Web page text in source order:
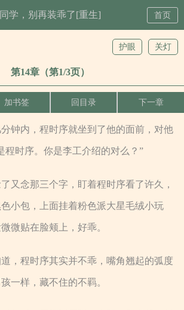
同学，别再装乖了[重生] 首页
关灯
护眼
第14章（第1/3页）
加书签 回目录 下一章
钟内，程时序就坐到了他的面前，对他
程时序。你是李工介绍的对么？”
又念那三个字，盯着程时序看了许久，
小包，上面挂着粉色派大星毛绒小玩
微贴在脸颊上，好乖。
，程时序其实并不乖，嘴角翘起的弧度
一样，藏不住的不羁。